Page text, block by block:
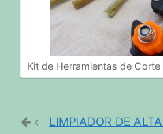
Kit de Herramientas de
LIMPIADOR DE